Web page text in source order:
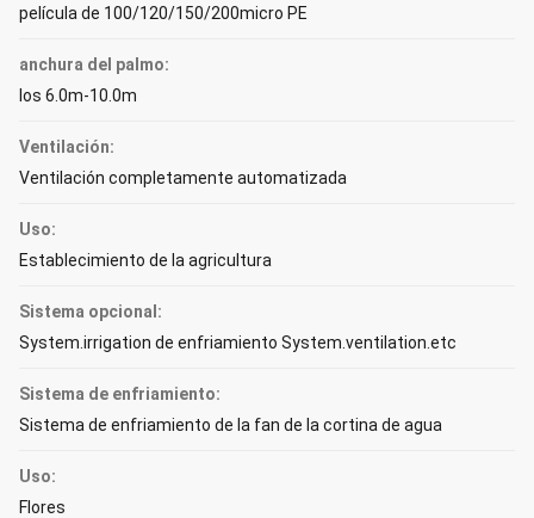
película de 100/120/150/200micro PE
anchura del palmo:
los 6.0m-10.0m
Ventilación:
Ventilación completamente automatizada
Uso:
Establecimiento de la agricultura
Sistema opcional:
System.irrigation de enfriamiento System.ventilation.etc
Sistema de enfriamiento:
Sistema de enfriamiento de la fan de la cortina de agua
Uso:
Flores